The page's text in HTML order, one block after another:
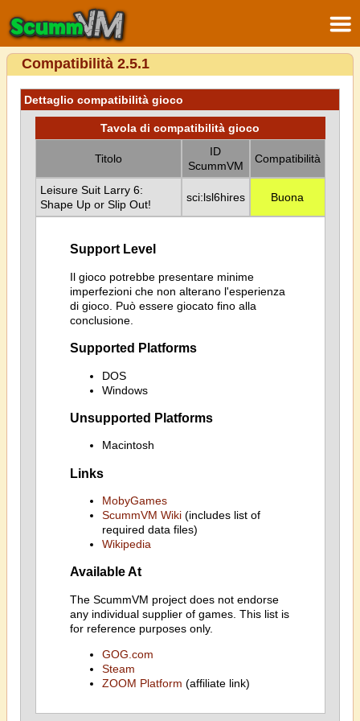
Compatibilità 2.5.1
Dettaglio compatibilità gioco
Tavola di compatibilità gioco
Titolo
ID
ScummVM
Compatibilità
Leisure Suit Larry 6:
Shape Up or Slip Out!
sci:lsl6hires Buona
Support Level
Il gioco potrebbe presentare minime
imperfezioni che non alterano l'esperienza
di gioco. Può essere giocato fino alla
conclusione.
Supported Platforms
DOS
Windows
Unsupported Platforms
Macintosh
Links
MobyGames
ScummVM Wiki(includes list of
required data files)
Wikipedia
Available At
The ScummVM project does not endorse
any individual supplier of games. This list is
for reference purposes only.
GOG.com
Steam
ZOOM Platform (affiliate link)